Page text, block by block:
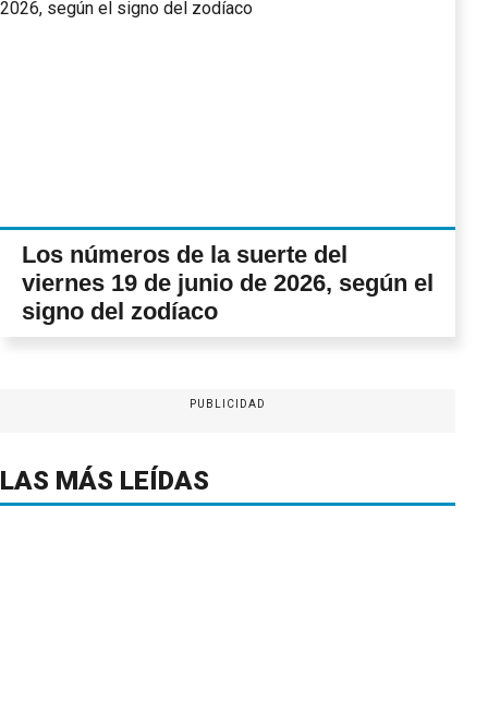
Los números de la suerte del
viernes 19 de junio de 2026, según el
signo del zodíaco
PUBLICIDAD
LAS MÁS LEÍDAS